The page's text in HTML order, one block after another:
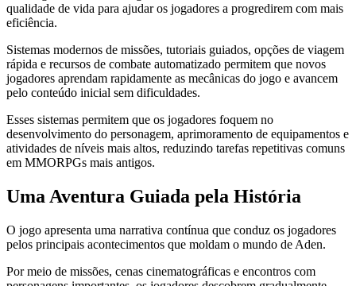
qualidade de vida para ajudar os jogadores a progredirem com mais
eficiência.
Sistemas modernos de missões, tutoriais guiados, opções de viagem
rápida e recursos de combate automatizado permitem que novos
jogadores aprendam rapidamente as mecânicas do jogo e avancem
pelo conteúdo inicial sem dificuldades.
Esses sistemas permitem que os jogadores foquem no
desenvolvimento do personagem, aprimoramento de equipamentos e
atividades de níveis mais altos, reduzindo tarefas repetitivas comuns
em MMORPGs mais antigos.
Uma Aventura Guiada pela História
O jogo apresenta uma narrativa contínua que conduz os jogadores
pelos principais acontecimentos que moldam o mundo de Aden.
Por meio de missões, cenas cinematográficas e encontros com